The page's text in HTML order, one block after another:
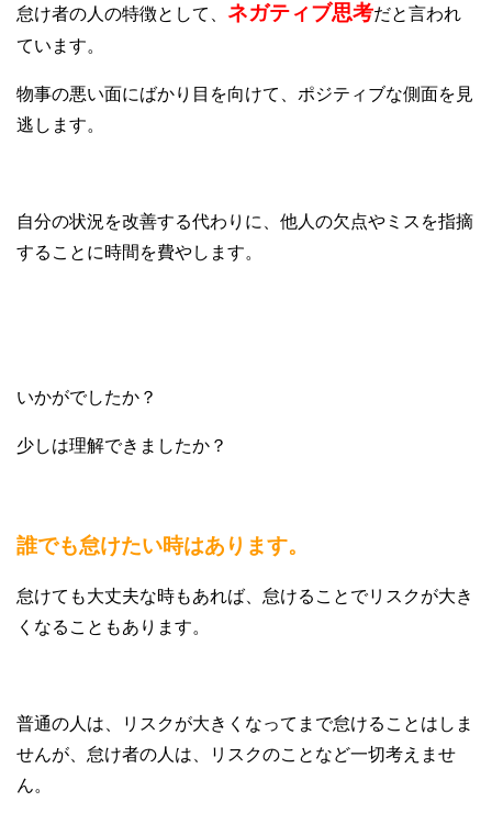
怠け者の人の特徴として、 ネガティブ思考だと言われ
ています。
物事の悪い面にばかり目を向けて、ポジティブな側面を見
逃します。
自分の状況を改善する代わりに、他人の欠点やミスを指摘
することに時間を費やします。
いかがでしたか？
少しは理解できましたか？
誰でも怠けたい時はあります。
怠けても大丈夫な時もあれば、怠けることでリスクが大き
くなることもあります。
普通の人は、リスクが大きくなってまで怠けることはしま
せんが、怠け者の人は、リスクのことなど一切考えませ
ん。